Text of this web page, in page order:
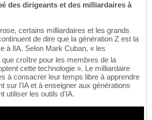
des dirigeants et des milliardaires à
certains milliardaires et les grands
de dire que la génération Z est la
à lIA. Selon Mark Cuban, « les
croître pour les membres de la
cette technologie ». Le milliardaire
à consacrer leur temps libre à apprendre
sur l'IA et à enseigner aux générations
utiliser les outils d'IA.